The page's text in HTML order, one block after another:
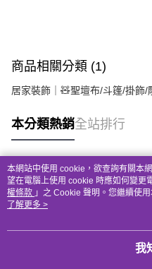
商品相關分類 (1)
居家裝飾｜🧸聖壇布/斗篷/掛飾/
本分類熱銷全站排行
熱門標籤
本網站中使用 cookie，欲查詢有關本
望在電腦上使用 cookie 時應如何變更
權條款 」之 Cookie 聲明。您繼續使
用條款之 Cookie 聲明使用 cookie。
了解更多 >
我